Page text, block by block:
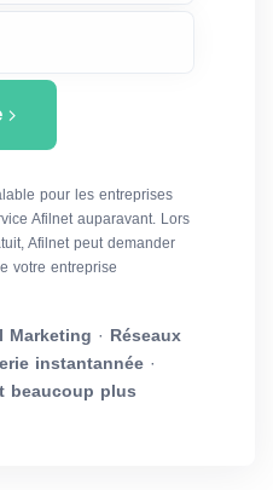
pour les entreprises
Afilnet auparavant. Lors
Afilnet peut demander
votre entreprise
Marketing · Réseaux
instantannée·
beaucoup plus